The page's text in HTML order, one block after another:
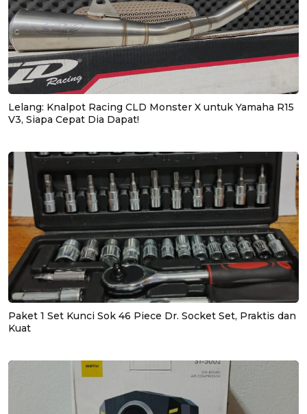
Lelang: Knalpot Racing CLD Monster X untuk Yamaha R15
V3, Siapa Cepat Dia Dapat!
Paket 1 Set Kunci Sok 46 Piece Dr. Socket Set, Praktis dan
Kuat